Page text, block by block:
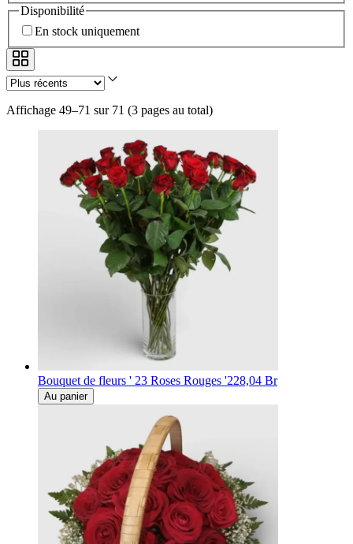
Disponibilité
En stock uniquement
Affichage 49–71 sur 71 (3 pages au total)
Bouquet de fleurs ' 23 Roses Rouges '228,04 Br
Au panier